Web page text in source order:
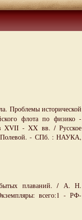
Проблемы исторической
флота по физико -
в XVII - XX вв. / Русское
Полевой. - СПб. : НАУКА,
плаваний. / А. Н.
всего:1 - РФ-